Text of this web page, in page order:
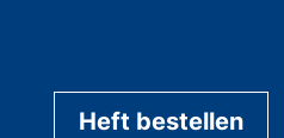
Heft bestellen